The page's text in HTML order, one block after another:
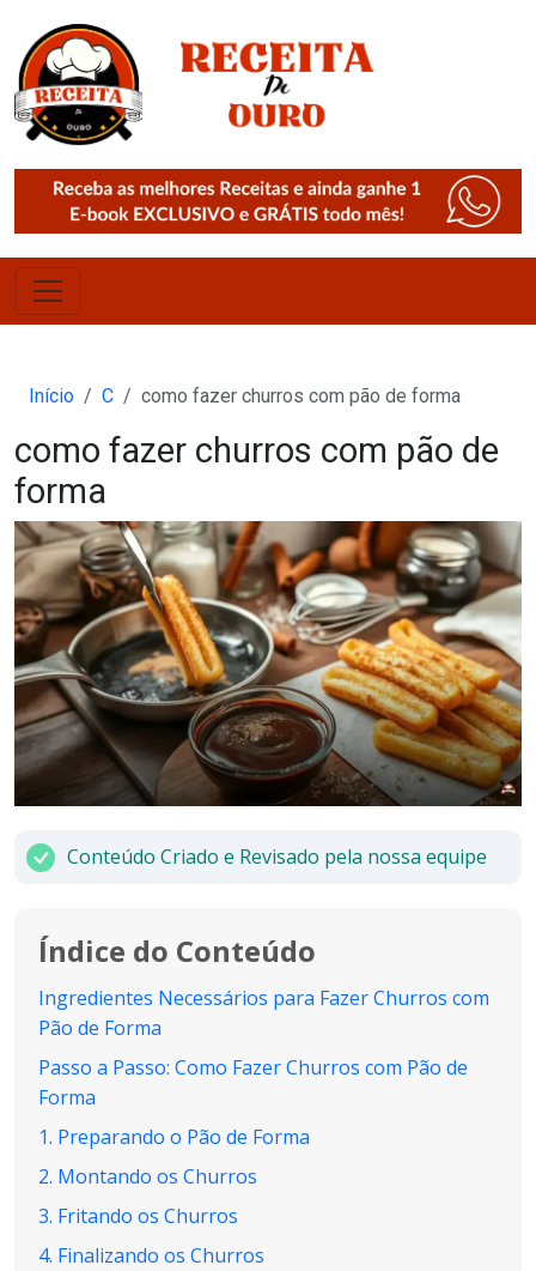
Início C como fazer churros com pão de forma
como fazer churros com pão de
forma
Conteúdo Criado e Revisado pela nossa equipe
Índice do Conteúdo
Ingredientes Necessários para Fazer Churros com
Pão de Forma
Passo a Passo: Como Fazer Churros com Pão de
Forma
1. Preparando o Pão de Forma
2. Montando os Churros
3. Fritando os Churros
4. Finalizando os Churros